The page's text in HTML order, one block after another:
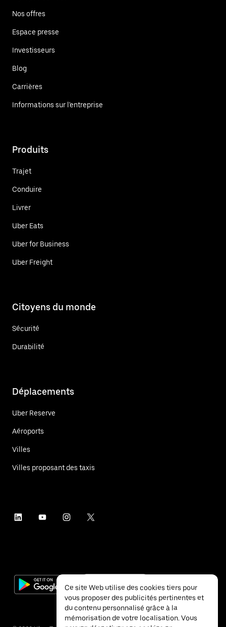
Nos offres
Espace presse
Investisseurs
Blog
Carrières
Informations sur l'entreprise
Produits
Trajet
Conduire
Livrer
Uber Eats
Uber for Business
Uber Freight
Citoyens du monde
Sécurité
Durabilité
Déplacements
Uber Reserve
Aéroports
Villes
Villes proposant des taxis
Ce site Web utilise des cookies tiers pour
vous proposer des publicités pertinentes et
du contenu personnalisé grâce à la
mémorisation de votre localisation. Vous